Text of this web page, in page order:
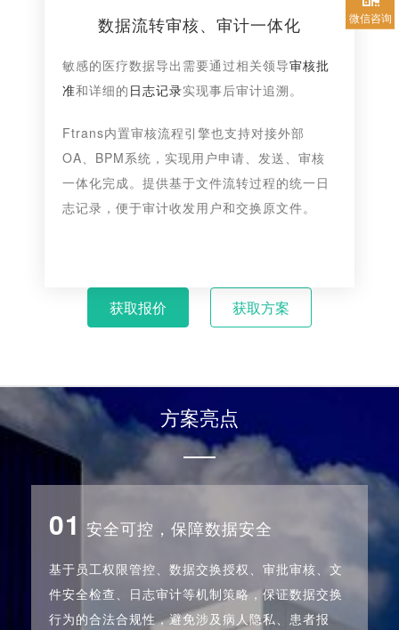
数据流转审核、审计一体化
敏感的医疗数据导出需要通过相关领导审核批
准和详细的 日志记录实现事后审计追溯。
Ftrans内置审核流程引擎也支持对接外部
OA、BPM系统，实现用户申请、发送、审核
一体化完成。提供基于文件流转过程的统一日
志记录，便于审计收发用户和交换原文件。
获取报价 获取方案
方案亮点
01 安全可控，保障数据安全
基于员工权限管控、数据交换授权、审批审核、文
件安全检查、日志审计等机制策略，保证数据交换
行为的合法合规性，避免涉及病人隐私、患者报
微信咨询